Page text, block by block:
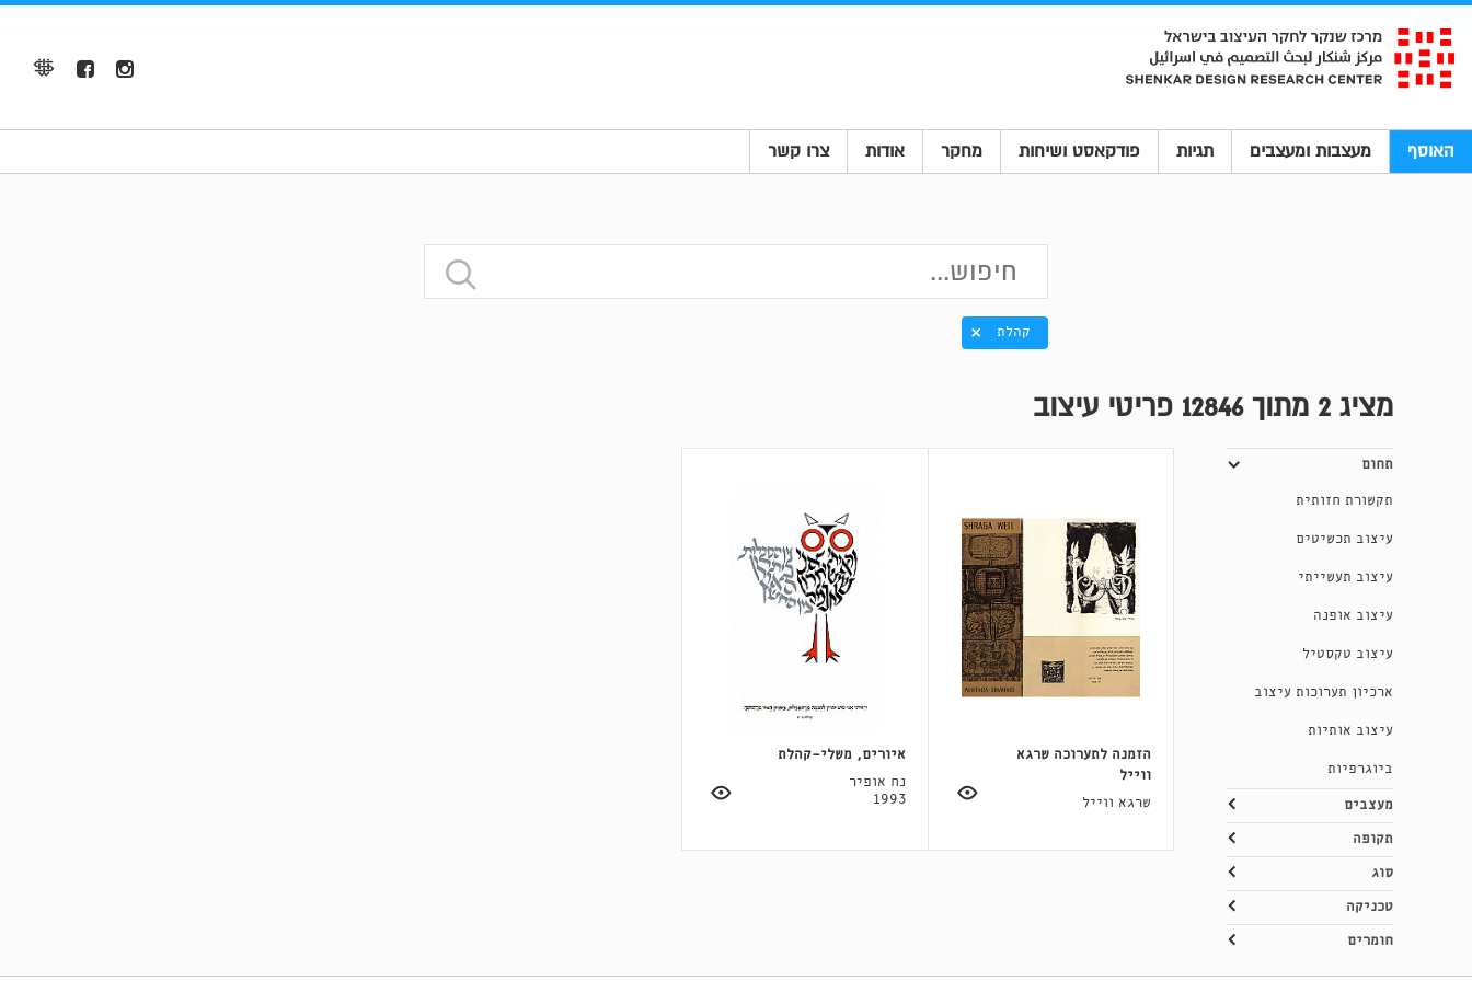
האוסף מעצבות ומעצבים תגיות פודקאסט ושיחות מחקר אודות צרו קשר
קהלת
מציג 2 מתוך 12846 פריטי עיצוב
תחום
תקשורת חזותית
עיצוב תכשיטים
עיצוב תעשייתי
עיצוב אופנה
עיצוב טקסטיל
ארכיון תערוכות עיצוב
עיצוב אותיות
ביוגרפיות
מעצבים
תקופה
סוג
טכניקה
חומרים
הזמנה לתערוכה שרגא
ווייל
שרגא ווייל
איורים, משלי-קהלת
נח אופיר
1993